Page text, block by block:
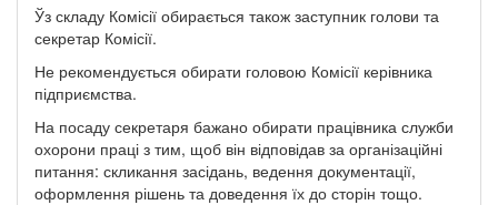
Ўз складу Комісії обирається також заступник голови та
секретар Комісії.
Не рекомендується обирати головою Комісії керівника
підприємства.
На посаду секретаря бажано обирати працівника служби
охорони праці з тим, щоб він відповідав за організаційні
питання: скликання засідань, ведення документації,
оформлення рішень та доведення їх до сторін тощо.